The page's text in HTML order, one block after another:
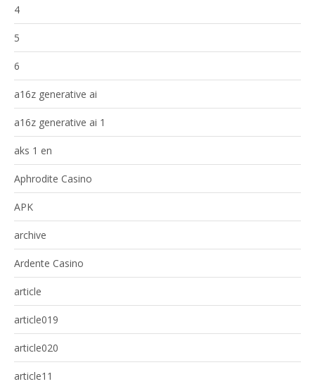
4
5
6
a16z generative ai
a16z generative ai 1
aks 1 en
Aphrodite Casino
APK
archive
Ardente Casino
article
article019
article020
article11